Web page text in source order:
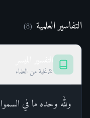
التفاسير العلمية (
8
)
نخبة من العلماء
ولله وحده ما في